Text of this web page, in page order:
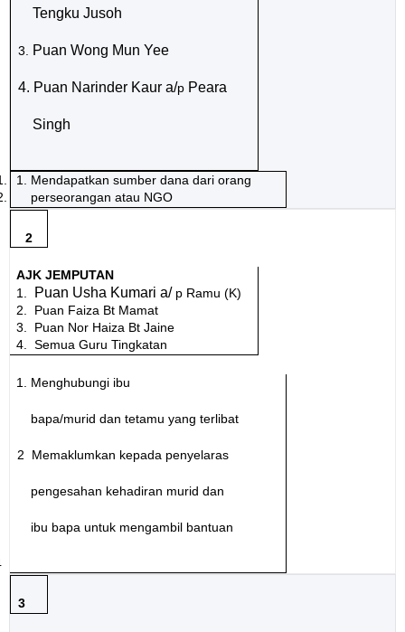
Tengku Jusoh
3. Puan Wong Mun Yee
4. Puan Narinder Kaur a/p Peara
Singh
1. Mendapatkan sumber dana dari orang
perseorangan atau NGO
2
AJK JEMPUTAN
1.
Puan Usha Kumari a/ p Ramu (K)
2.
Puan Faiza Bt Mamat
3.
Puan Nor Haiza Bt Jaine
4. Semua Guru Tingkatan
1. Menghubungi ibu
bapa/murid dan tetamu yang terlibat
2 Memaklumkan kepada penyelaras
pengesahan kehadiran murid dan
ibu bapa untuk mengambil bantuan
3